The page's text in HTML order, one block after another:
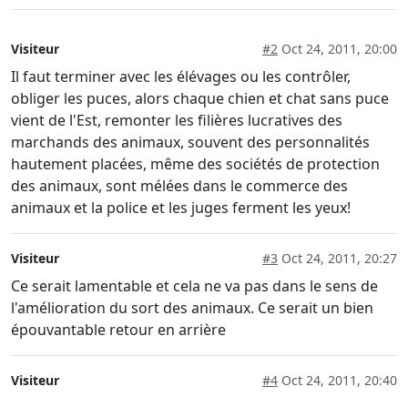
Visiteur #2 Oct 24, 2011, 20:00
Il faut terminer avec les élévages ou les contrôler,
obliger les puces, alors chaque chien et chat sans puce
vient de l'Est, remonter les filières lucratives des
marchands des animaux, souvent des personnalités
hautement placées, même des sociétés de protection
des animaux, sont mélées dans le commerce des
animaux et la police et les juges ferment les yeux!
Visiteur #3 Oct 24, 2011, 20:27
Ce serait lamentable et cela ne va pas dans le sens de
l'amélioration du sort des animaux. Ce serait un bien
épouvantable retour en arrière
Visiteur #4 Oct 24, 2011, 20:40